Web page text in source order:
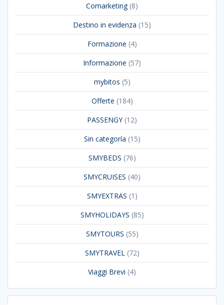
Comarketing(8)
Destino in evidenza (15)
Formazione (4)
Informazione (57)
mybitos (5)
Offerte (184)
PASSENGY(12)
Sin categoría (15)
SMYBEDS (76)
SMYCRUISES (40)
SMYEXTRAS (1)
SMYHOLIDAYS (85)
SMYTOURS (55)
SMYTRAVEL (72)
Viaggi Brevi (4)